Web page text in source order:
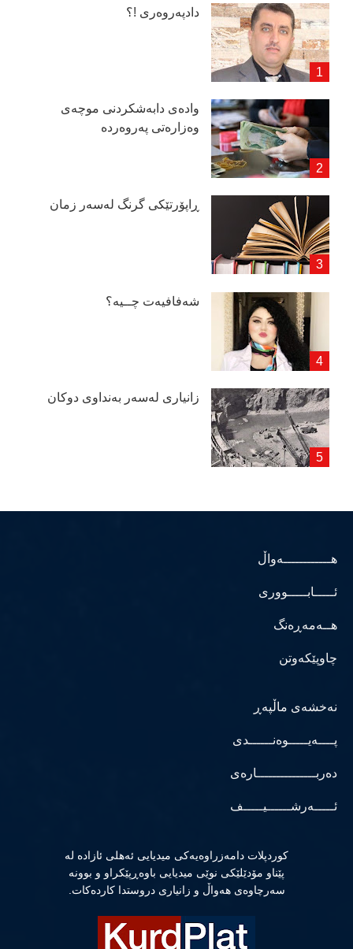
دادپەروەری !؟
وادەی دابەشكردنی موچەی
وەزارەتی پەروەردە
ڕاپۆرتێكی گرنگ لەسەر زمان
شەفافیەت چــیە؟
زانیاری لەسەر بەنداوی دوكان
هــــــــــــەواڵ
ئـــــابـــــووری
هــەمەڕەنگ
چاوپێکەوتن
نەخشەی ماڵپەڕ
پــــەیـــــوەنــــــدی
دەربـــــــــــــــارەی
ئـــــەرشــــــیـــــف
كوردپلات دامەزراوەیەكی میدیایی ئەهلی ئازادە لە
پێناو مۆدێلێكی نوێی میدیایی باوەڕپێكراو و بوونە
سەرچاوەی هەواڵ و زانیاری دروستدا كاردەكات.